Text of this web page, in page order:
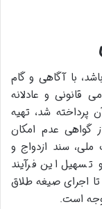
با آگاهی و گام
قانونی و عادلانه
پرداخته شد، تهیه
گواهی عدم امکان
ملی، سند ازدواج و
تسهیل این فرآیند
تا اجرای صیغه طلاق
است.